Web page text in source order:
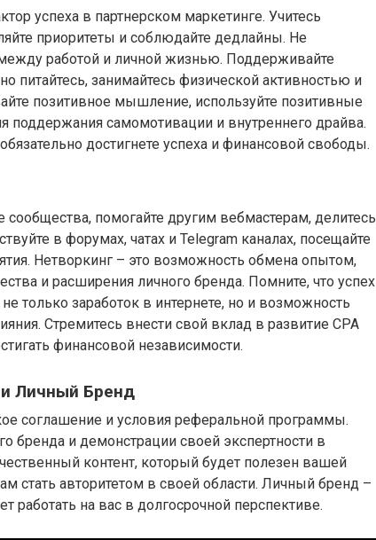
успеха в партнерском маркетинге. Учитесь
приоритеты и соблюдайте дедлайны. Не
работой и личной жизнью. Поддерживайте
питайтесь, занимайтесь физической активностью и
позитивное мышление, используйте позитивные
самомотивации и внутреннего драйва.
достигнете успеха и финансовой свободы.
сообщества, помогайте другим вебмастерам, делитесь
в форумах, чатах и Telegram каналах, посещайте
Нетворкинг – это возможность обмена опытом,
и расширения личного бренда. Помните, что успех
только заработок в интернете, но и возможность
Стремитесь внести свой вклад в развитие CPA
финансовой независимости.
Личный Бренд
соглашение и условия реферальной программы.
бренда и демонстрации своей экспертности в
контент, который будет полезен вашей
стать авторитетом в своей области. Личный бренд –
работать на вас в долгосрочной перспективе.